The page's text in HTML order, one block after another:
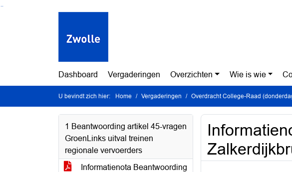
Ga naar de inhoud van deze pagina
Ga naar het zoeken
Ga naar het menu
Dashboard Vergaderingen Overzichten Wie is wie
U bevindt zich hier: Home Vergaderingen Overdracht College-Raad
1 Beantwoording artikel 45-vragen
GroenLinks uitval treinen
regionale vervoerders
Informatienota Beantwoording